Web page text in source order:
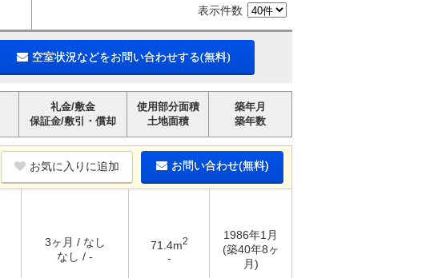
表示件数
空室状況などをお問い合わせする(無料)
礼金/敷金
保証金/敷引・償却
使用部分面積
土地面積
築年月
築年数
お気に入りに追加 お問い合わせ(無料)
3ヶ月 / なし
なし / -
71.4m2
-
1986年1月
(築40年8ヶ
月)